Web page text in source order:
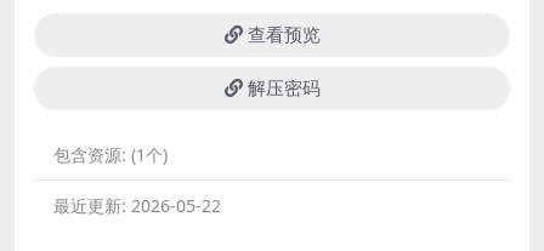
查看预览
解压密码
包含资源: (1个)
最近更新: 2026-05-22